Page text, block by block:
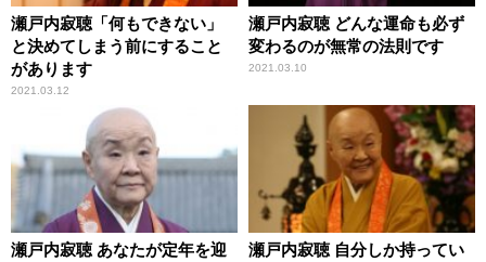
瀬戸内寂聴「何もできない」
と決めてしまう前にすること
があります
2021.03.12
瀬戸内寂聴 どんな運命も必ず
変わるのが無常の法則です
2021.03.10
瀬戸内寂聴 あなたが定年を迎
瀬戸内寂聴 自分しか持ってい